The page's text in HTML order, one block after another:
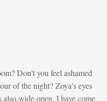
Don't you feel ashamed
of the night? Zoya's eyes
wide open. I have come